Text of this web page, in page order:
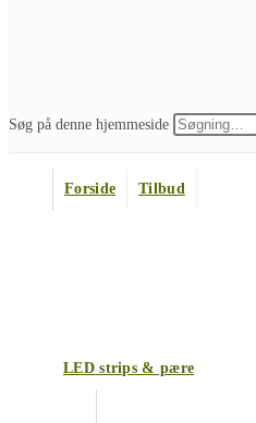
Søg på denne hjemmeside
Forside Tilbud
LED strips & pære